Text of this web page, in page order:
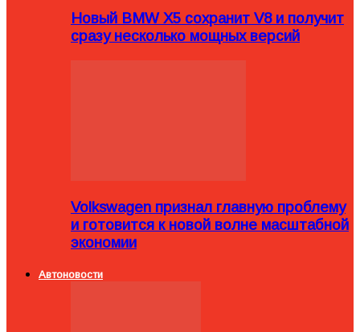
Новый BMW X5 сохранит V8 и получит
сразу несколько мощных версий
Volkswagen признал главную проблему
и готовится к новой волне масштабной
экономии
Автоновости